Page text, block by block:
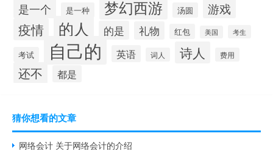
是一个 是一种 梦幻西游 汤圆 游戏
疫情 的人 的是 礼物 红包 美国 考生
考试 自己的 英语 词人 诗人 费用
还不 都是
猜你想看的文章
网络会计 关于网络会计的介绍